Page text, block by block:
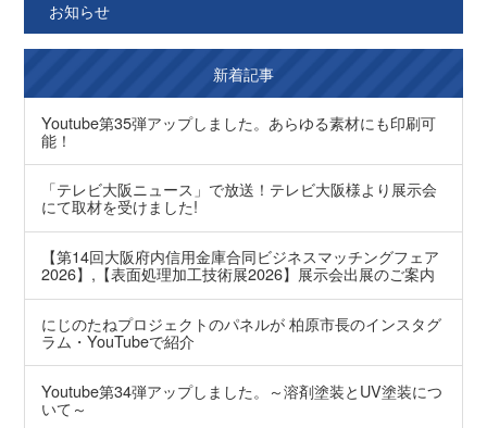
お知らせ
新着記事
Youtube第35弾アップしました。あらゆる素材にも印刷可
能！
「テレビ大阪ニュース」で放送！テレビ大阪様より展示会
にて取材を受けました!
【第14回大阪府内信用金庫合同ビジネスマッチングフェア
2026】,【表面処理加工技術展2026】展示会出展のご案内
にじのたねプロジェクトのパネルが 柏原市長のインスタグ
ラム・YouTubeで紹介
Youtube第34弾アップしました。～溶剤塗装とUV塗装につ
いて～